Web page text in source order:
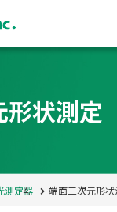
状測定
測定器 端面三次元形状